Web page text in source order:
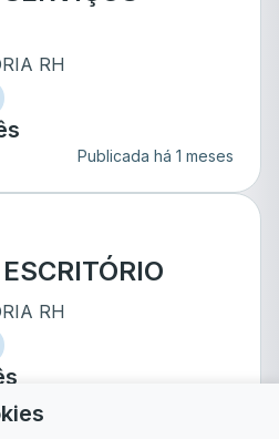
RH
Publicada há 1 meses
RH